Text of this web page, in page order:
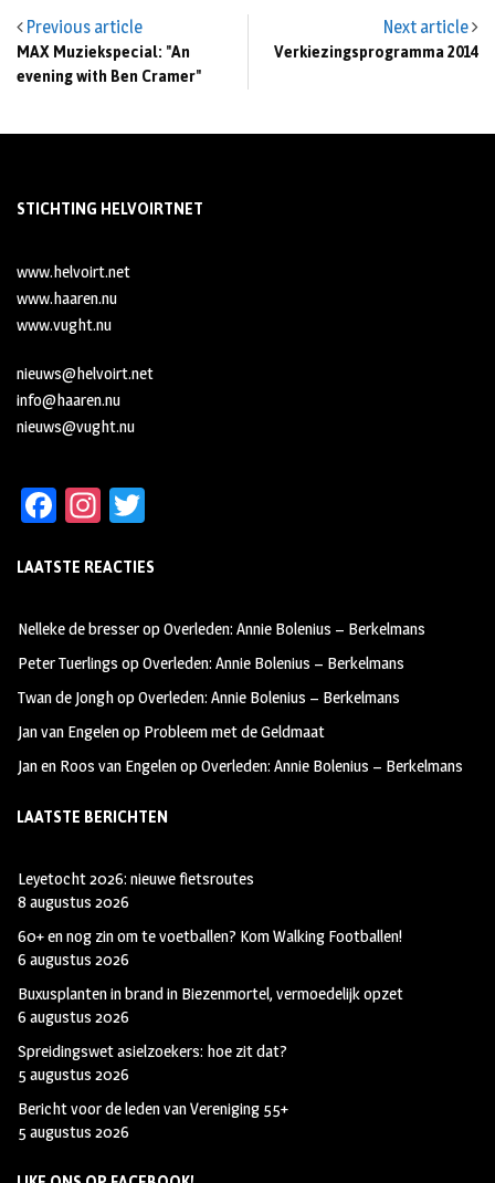
Previous article
MAX Muziekspecial: "An
evening with Ben Cramer"
Next article
Verkiezingsprogramma 2014
STICHTING HELVOIRTNET
www.helvoirt.net
www.haaren.nu
www.vught.nu
nieuws@helvoirt.net
info@haaren.nu
nieuws@vught.nu
Fa
b
oo
k
In
ag
m
tt
LAATSTE REACTIES
Nelleke de bresseropOverleden: Annie Bolenius – Berkelmans
Peter Tuerlings opOverleden: Annie Bolenius – Berkelmans
Twan de JonghopOverleden: Annie Bolenius – Berkelmans
Jan van Engelenop Probleem met de Geldmaat
Jan en Roos van EngelenopOverleden: Annie Bolenius – Berkelmans
LAATSTE BERICHTEN
Leyetocht 2026: nieuwe fietsroutes
8 augustus 2026
60+ en nog zin om te voetballen? Kom Walking Footballen!
6 augustus 2026
Buxusplanten in brand in Biezenmortel, vermoedelijk opzet
6 augustus 2026
Spreidingswet asielzoekers: hoe zit dat?
5 augustus 2026
Bericht voor de leden van Vereniging 55+
5 augustus 2026